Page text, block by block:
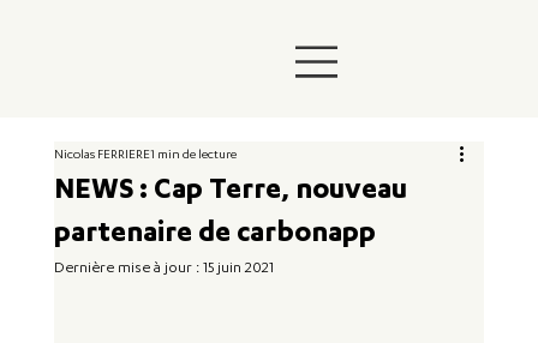
NEWS : Cap Terre, nouveau
partenaire de carbonapp
Nicolas FERRIERE1 min de lecture
Dernière mise à jour : 15 juin 2021